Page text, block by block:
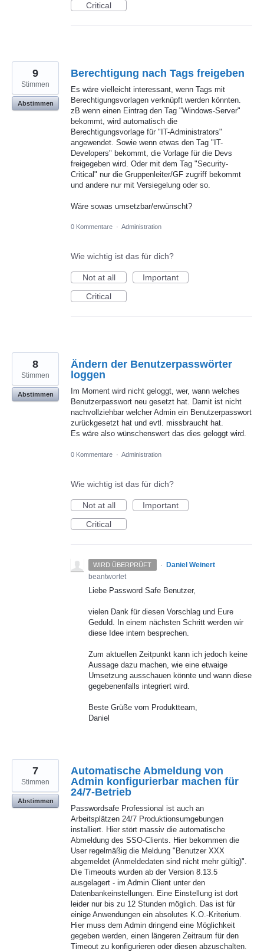
Critical
Berechtigung nach Tags freigeben
Es wäre vielleicht interessant, wenn Tags mit
Berechtigungsvorlagen verknüpft werden könnten.
zB wenn einen Eintrag den Tag "Windows-Server"
bekommt, wird automatisch die
Berechtigungsvorlage für "IT-Administrators"
angewendet. Sowie wenn etwas den Tag "IT-
Developers" bekommt, die Vorlage für die Devs
freigegeben wird. Oder mit dem Tag "Security-
Critical" nur die Gruppenleiter/GF zugriff bekommt
und andere nur mit Versiegelung oder so.
Wäre sowas umsetzbar/erwünscht?
9
Stimmen
Abstimmen
0 Kommentare · Administration
Wie wichtig ist das für dich?
Not at all
Important
Critical
Ändern der Benutzerpasswörter
loggen
Im Moment wird nicht geloggt, wer, wann welches
Benutzerpasswort neu gesetzt hat. Damit ist nicht
nachvollziehbar welcher Admin ein Benutzerpasswort
zurückgesetzt hat und evtl. missbraucht hat.
Es wäre also wünschenswert das dies geloggt wird.
8
Stimmen
Abstimmen
0 Kommentare · Administration
Wie wichtig ist das für dich?
Not at all
Important
Critical
WIRD ÜBERPRÜFT · Daniel Weinert
beantwortet
Liebe Password Safe Benutzer,
vielen Dank für diesen Vorschlag und Eure
Geduld. In einem nächsten Schritt werden wir
diese Idee intern besprechen.
Zum aktuellen Zeitpunkt kann ich jedoch keine
Aussage dazu machen, wie eine etwaige
Umsetzung ausschauen könnte und wann diese
gegebenenfalls integriert wird.
Beste Grüße vom Produktteam,
Daniel
Automatische Abmeldung von
Admin konfigurierbar machen für
24/7-Betrieb
Passwordsafe Professional ist auch an
Arbeitsplätzen 24/7 Produktionsumgebungen
installiert. Hier stört massiv die automatische
Abmeldung des SSO-Clients. Hier bekommen die
User regelmäßig die Meldung "Benutzer XXX
abgemeldet (Anmeldedaten sind nicht mehr gültig)".
Die Timeouts wurden ab der Version 8.13.5
ausgelagert - im Admin Client unter den
Datenbankeinstellungen. Eine Einstellung ist dort
leider nur bis zu 12 Stunden möglich. Das ist für
einige Anwendungen ein absolutes K.O.-Kriterium.
Hier muss dem Admin dringend eine Möglichkeit
gegeben werden, einen längeren Zeitraum für den
Timeout zu konfigurieren oder diesen abzuschalten.
7
Stimmen
Abstimmen